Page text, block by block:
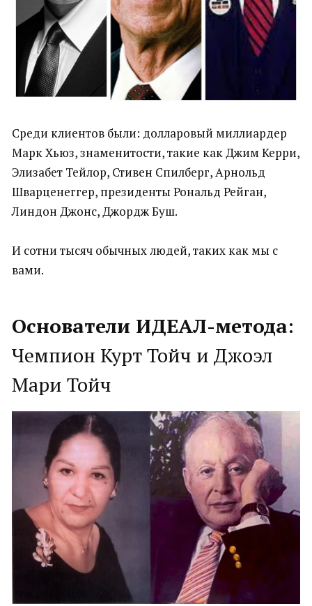
Среди клиентов были: долларовый миллиардер
Марк Хьюз, знаменитости, такие как Джим Керри,
Элизабет Тейлор, Стивен Спилберг, Арнольд
Шварценеггер, президенты Рональд Рейган,
Линдон Джонс, Джордж Буш.
И сотни тысяч обычных людей, таких как мы с
вами.
Основатели ИДЕАЛ-метода:
Чемпион Курт Тойч и Джоэл
Мари Тойч